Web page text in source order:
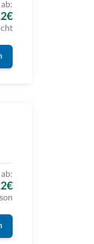
ab:
ab: